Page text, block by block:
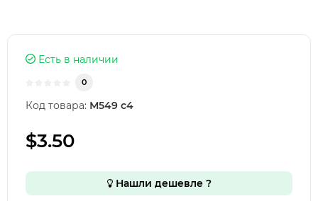
Есть в наличии
0
Код товара: М549 с4
$3.50
Нашли дешевле ?